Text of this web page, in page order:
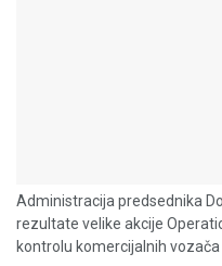
Administracija predsednika
rezultate velike akcije
kontrolu komercijalnih vozača